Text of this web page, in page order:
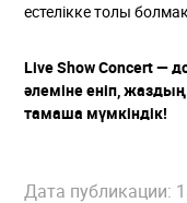
естелікке толы болмақ.
Live Show Concert —
әлеміне еніп, жаздың
тамаша мүмкіндік!
Дата публикации: